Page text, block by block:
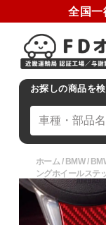
全国一
お探しの商品を検
ホーム / BMW/
ングホイールステ